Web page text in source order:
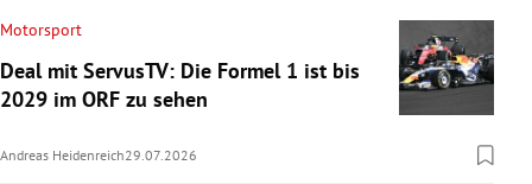
Motorsport
Deal mit ServusTV: Die Formel 1 ist bis
2029 im ORF zu sehen
Andreas Heidenreich29.07.2026